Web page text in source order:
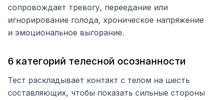
сопровождает тревогу, переедание или
игнорирование голода, хроническое напряжение
и эмоциональное выгорание.
6 категорий телесной осознанности
Тест раскладывает контакт с телом на шесть
составляющих, чтобы показать сильные стороны